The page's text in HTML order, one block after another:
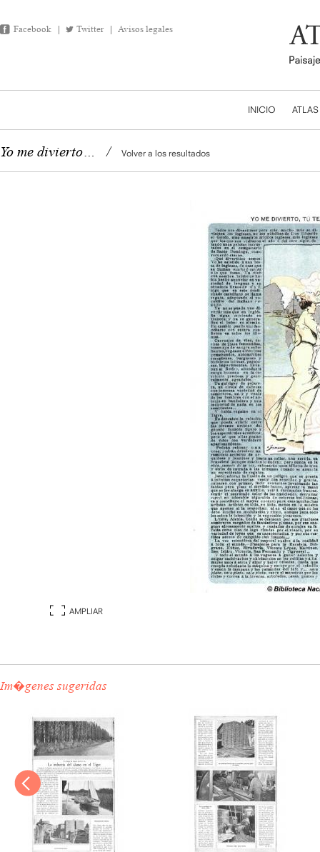
Facebook Twitter Avisos legales
INICIO ATLAS
Yo me divierto… / Volver a los resultados
AMPLIAR
Im�genes sugeridas